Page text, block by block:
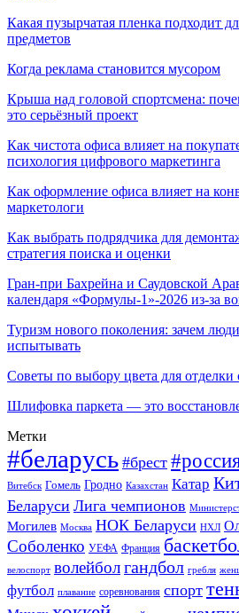
Какая пузырчатая пленка подходит
предметов
Когда реклама становится мусором
Крыша над головой спортсмена:
это серьёзный проект
Как чистота офиса влияет на
психология цифрового маркетинга
Как оформление офиса влияет на
маркетологи
Как выбрать подрядчика для
стратегия поиска и оценки
Гран-при Бахрейна и Саудовской
календаря «Формулы-1»-2026 из-за
Туризм нового поколения: зачем
испытывать
Советы по выбору цвета для отделки
Шлифовка паркета — это
Метки
#беларусь #брест
Витебск Гомель Гродно Казахстан Катар
Беларуси Лига чемпионов
Могилев Москва НОК Беларуси НХЛ
Соболенко УЕФА Франция
велоспорт волейболгандбол гребля
футбол плавание соревнования спорт